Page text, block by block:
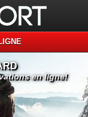
en ligne!